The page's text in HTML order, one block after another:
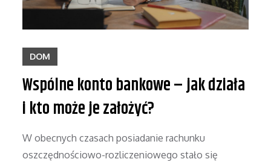
DOM
Wspólne konto bankowe – jak działa
i kto może je założyć?
W obecnych czasach posiadanie rachunku
oszczędnościowo-rozliczeniowego stało się